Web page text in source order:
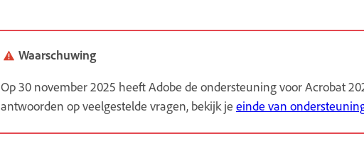
Waarschuwing
Op 30 november 2025 heeft Adobe de ondersteuning voor Acrobat
antwoorden op veelgestelde vragen, bekijk je einde van